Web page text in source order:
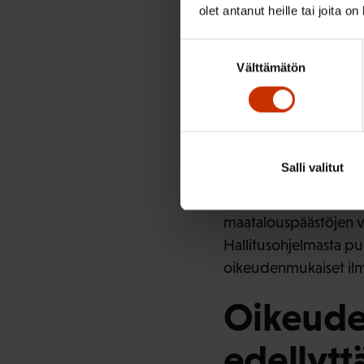
olet antanut heille tai joita
Välttämätön
Salli valitut
Johtava asiantuntija Pia
SAK:n johtava
vaikuttavampiin
myös poliittisilta
teollisuuden
maatalouspäästöjen
Hallitusohjelmasta
oikeudenmukaiset